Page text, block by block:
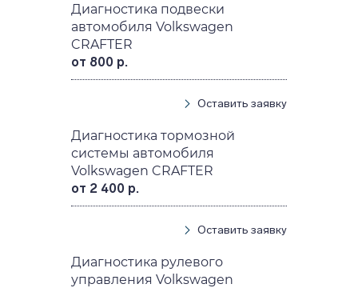
Диагностика подвески
автомобиля Volkswagen
CRAFTER
от 800 р.
Оставить заявку
Диагностика тормозной
системы автомобиля
Volkswagen CRAFTER
от 2 400 р.
Оставить заявку
Диагностика рулевого
управления Volkswagen